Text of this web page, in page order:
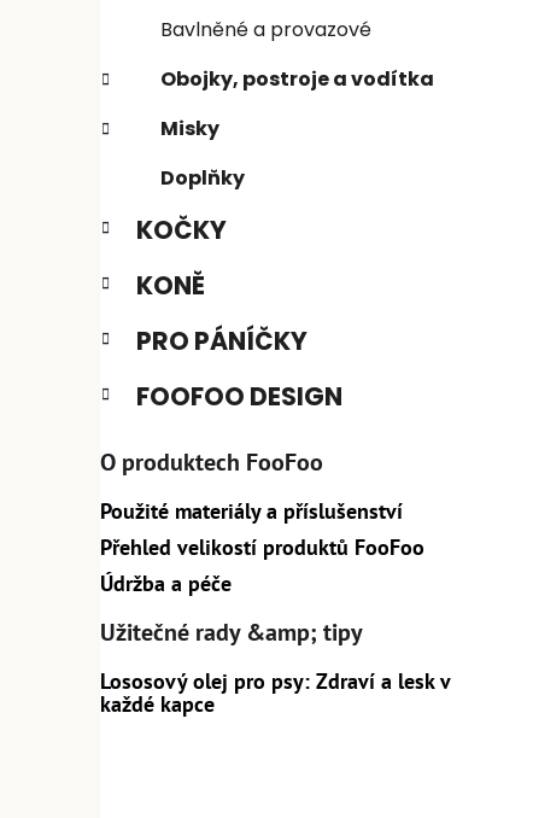
í
p
a
l
Bavlněné a provazové
Obojky, postroje a vodítka
Misky
Doplňky
KOČKY
KONĚ
PRO PÁNÍČKY
FOOFOO DESIGN
O produktech FooFoo
Použité materiály a příslušenství
Přehled velikostí produktů FooFoo
Údržba a péče
Užitečné rady &amp; tipy
Lososový olej pro psy: Zdraví a lesk v
každé kapce